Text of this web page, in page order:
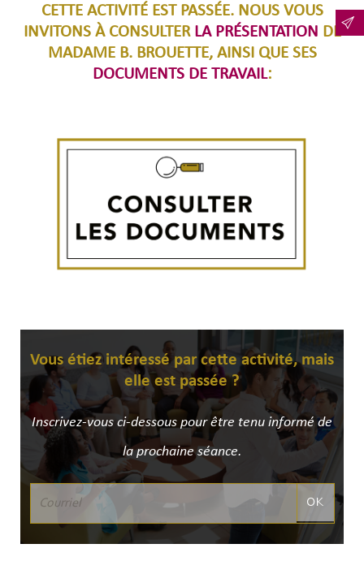
CETTE ACTIVITÉ EST PASSÉE. NOUS VOUS
INVITONS À CONSULTER LA PRÉSENTATION DE
MADAME B. BROUETTE, AINSI QUE SES
DOCUMENTS DE TRAVAIL:
Vous étiez intéressé par cette activité, mais
elle est passée ?
Inscrivez-vous ci-dessous pour être tenu informé de
la prochaine séance.
OK